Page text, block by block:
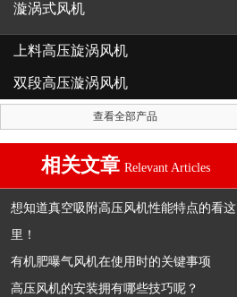
漩涡式风机
上料高压旋涡风机
双段高压漩涡风机
查看全部产品
相关文章 Relevant Articles
想知道真空吸附高压风机性能特点的看这
里！
有机肥曝气风机在使用时的关键事项
高压风机的安装拥有哪些技巧呢？